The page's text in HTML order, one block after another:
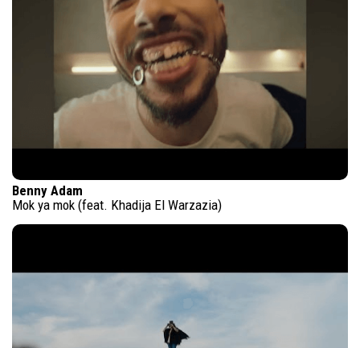
Benny Adam
Mok ya mok (feat. Khadija El Warzazia)